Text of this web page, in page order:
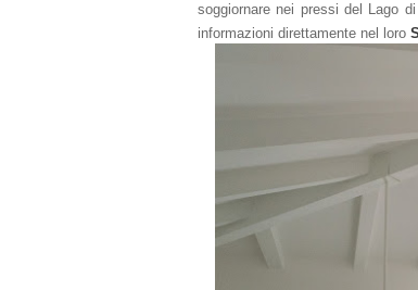
soggiornare nei pressi del Lago
informazioni direttamente nel loro